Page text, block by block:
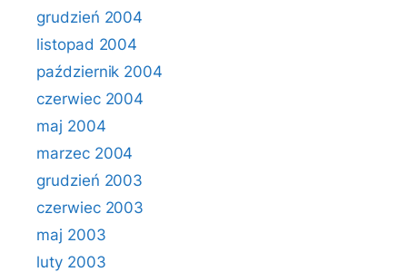
grudzień 2004
listopad 2004
październik 2004
czerwiec 2004
maj 2004
marzec 2004
grudzień 2003
czerwiec 2003
maj 2003
luty 2003